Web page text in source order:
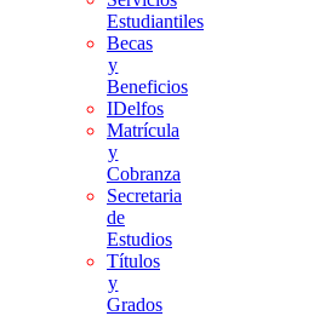
Estudiantiles
Becas
y
Beneficios
IDelfos
Matrícula
y
Cobranza
Secretaria
de
Estudios
Títulos
y
Grados